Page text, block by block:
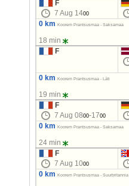
F
7 Aug 1400
0 km Koorem Prantsusmaa - Saksamaa
18 min
F
0 km
Koorem Prantsusmaa - Läti
19 min
F
7 Aug 0800-1700
0 km Koorem Prantsusmaa - Saksamaa
24 min
F
7 Aug 1000
0 km
Koorem Prantsusmaa - Suurbritannia